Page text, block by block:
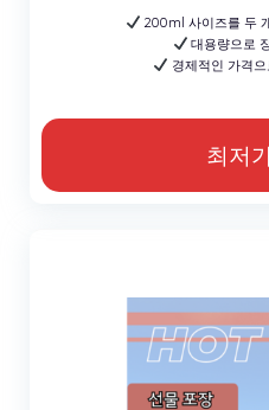
200ml 사이즈를 두
대용량으로
경제적인 가격
최저